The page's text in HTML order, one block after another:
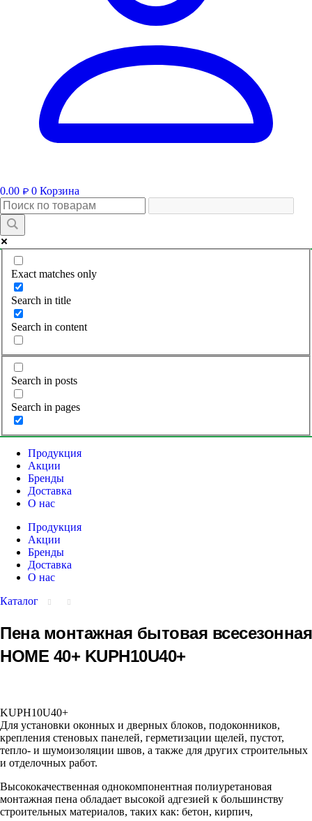
0.00 ₽ 0 Корзина
Exact matches only
Search in title
Search in content
Search in posts
Search in pages
Продукция
Акции
Бренды
Доставка
О нас
Продукция
Акции
Бренды
Доставка
О нас
Каталог
Пена монтажная бытовая всесезонная
HOME 40+ KUPH10U40+
KUPH10U40+
Для установки оконных и дверных блоков, подоконников,
крепления стеновых панелей, герметизации щелей, пустот,
тепло- и шумоизоляции швов, а также для других строительных
и отделочных работ.
Высококачественная однокомпонентная полиуретановая
монтажная пена обладает высокой адгезией к большинству
строительных материалов, таких как: бетон, кирпич,